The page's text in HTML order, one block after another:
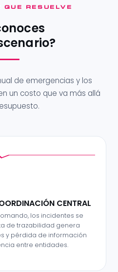
QUE RESUELVE
de emergencias y los
un costo que va más allá
CENTRAL
los incidentes se
de trazabilidad genera
y pérdida de información
entre entidades.